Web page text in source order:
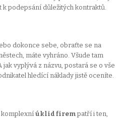
podepsání důležitých kontraktů.
dokonce sebe, obraťte se na
máte vyhráno. Všude tam
jak vyplývá z názvu, postará se o vše
hledící náklady jistě oceníte.
komplexní úklid firem patří i ten,